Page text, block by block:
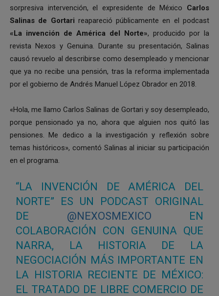
sorpresiva intervención, el expresidente de México Carlos
Salinas de Gortari reapareció públicamente en el podcast
«La invención de América del Norte», producido por la
revista Nexos y Genuina. Durante su presentación, Salinas
causó revuelo al describirse como desempleado y mencionar
que ya no recibe una pensión, tras la reforma implementada
por el gobierno de Andrés Manuel López Obrador en 2018.
«Hola, me llamo Carlos Salinas de Gortari y soy desempleado,
porque pensionado ya no, ahora que alguien nos quitó las
pensiones. Me dedico a la investigación y reflexión sobre
temas históricos», comentó Salinas al iniciar su participación
en el programa.
“LA INVENCIÓN DE AMÉRICA DEL
NORTE” ES UN PODCAST ORIGINAL
DE @NEXOSMEXICO EN
COLABORACIÓN CON GENUINA QUE
NARRA, LA HISTORIA DE LA
NEGOCIACIÓN MÁS IMPORTANTE EN
LA HISTORIA RECIENTE DE MÉXICO:
EL TRATADO DE LIBRE COMERCIO DE